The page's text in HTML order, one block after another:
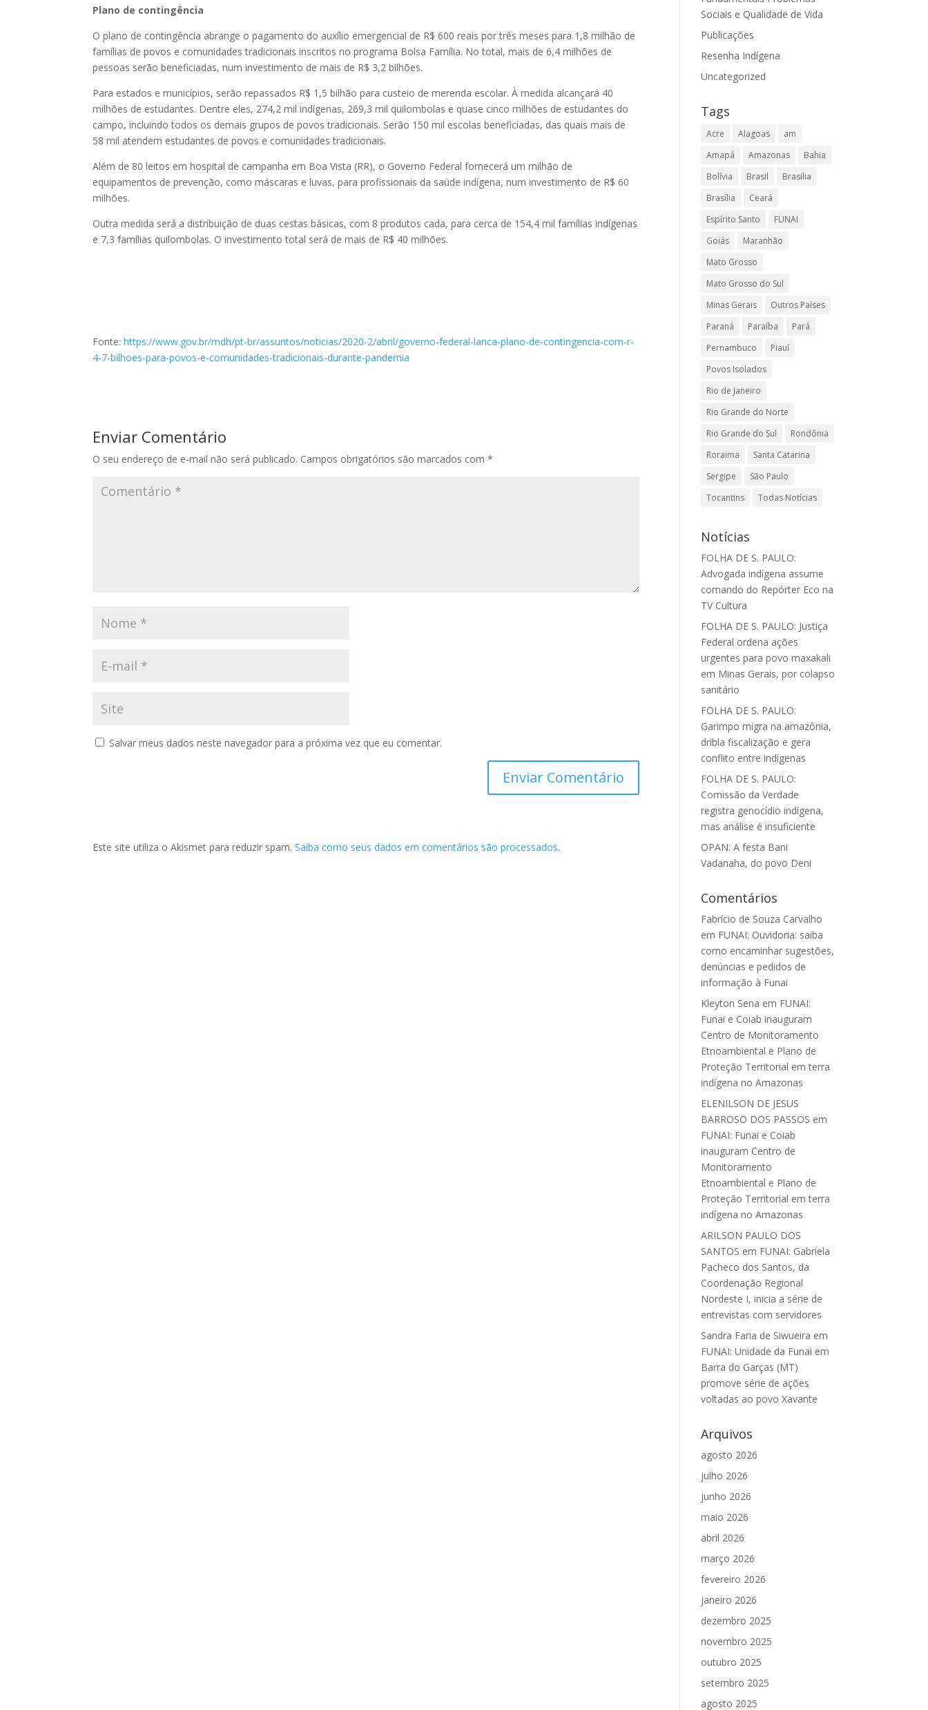
Plano de contingência
O plano de contingência abrange o pagamento do auxílio emergencial de R$ 600 reais por três meses para 1,8 milhão de
famílias de povos e comunidades tradicionais inscritos no programa Bolsa Família. No total, mais de 6,4 milhões de
pessoas serão beneficiadas, num investimento de mais de R$ 3,2 bilhões.
Para estados e municípios, serão repassados R$ 1,5 bilhão para custeio de merenda escolar. À medida alcançará 40
milhões de estudantes. Dentre eles, 274,2 mil indígenas, 269,3 mil quilombolas e quase cinco milhões de estudantes do
campo, incluindo todos os demais grupos de povos tradicionais. Serão 150 mil escolas beneficiadas, das quais mais de
58 mil atendem estudantes de povos e comunidades tradicionais.
Além de 80 leitos em hospital de campanha em Boa Vista (RR), o Governo Federal fornecerá um milhão de
equipamentos de prevenção, como máscaras e luvas, para profissionais da saúde indígena, num investimento de R$ 60
milhões.
Outra medida será a distribuição de duas cestas básicas, com 8 produtos cada, para cerca de 154,4 mil famílias indígenas
e 7,3 famílias quilombolas. O investimento total será de mais de R$ 40 milhões.
Fonte:https://www.gov.br/mdh/pt-br/assuntos/noticias/2020-2/abril/governo-federal-lanca-plano-de-contingencia-com-r-
4-7-bilhoes-para-povos-e-comunidades-tradicionais-durante-pandemia
Enviar Comentário
O seu endereço de e-mail não será publicado. Campos obrigatórios são marcados com*
Salvar meus dados neste navegador para a próxima vez que eu comentar.
Este site utiliza o Akismet para reduzir spam.Saiba como seus dados em comentários são processados.
Sociais e Qualidade de Vida
Publicações
Resenha Indígena
Uncategorized
Tags
Acre Alagoas
am
Amapá
Amazonas
Bahia
Bolívia
Brasil
Brasilia
Brasília
Ceará
Espírito Santo
FUNAI
Goiás
Maranhão
Mato Grosso
Mato Grosso do Sul
Minas Gerais
Outros Países
Paraná
Paraíba
Pará
Pernambuco
Piauí
Povos Isolados
Rio de Janeiro
Rio Grande do Norte
Rio Grande do Sul
Rondônia
Roraima
Santa Catarina
Sergipe
São Paulo
Tocantins
Todas Notícias
Notícias
FOLHA DE S. PAULO:
Advogada indígena assume
comando do Repórter Eco na
TV Cultura
FOLHA DE S. PAULO: Justiça
Federal ordena ações
urgentes para povo maxakali
em Minas Gerais, por colapso
sanitário
FOLHA DE S. PAULO:
Garimpo migra na amazônia,
dribla fiscalização e gera
conflito entre indígenas
FOLHA DE S. PAULO:
Comissão da Verdade
registra genocídio indígena,
mas análise é insuficiente
OPAN: A festa Bani
Vadanaha, do povo Deni
Comentários
Fabrício de Souza Carvalho
em FUNAI: Ouvidoria: saiba
como encaminhar sugestões,
denúncias e pedidos de
informação à Funai
Kleyton Sena em FUNAI:
Funai e Coiab inauguram
Centro de Monitoramento
Etnoambiental e Plano de
Proteção Territorial em terra
indígena no Amazonas
ELENILSON DE JESUS
BARROSO DOS PASSOS em
FUNAI: Funai e Coiab
inauguram Centro de
Monitoramento
Etnoambiental e Plano de
Proteção Territorial em terra
indígena no Amazonas
ARILSON PAULO DOS
SANTOS em FUNAI: Gabriela
Pacheco dos Santos, da
Coordenação Regional
Nordeste I, inicia a série de
entrevistas com servidores
Sandra Faria de Siwueira em
FUNAI: Unidade da Funai em
Barra do Garças (MT)
promove série de ações
voltadas ao povo Xavante
Arquivos
agosto 2026
julho 2026
junho 2026
maio 2026
abril 2026
março 2026
fevereiro 2026
janeiro 2026
dezembro 2025
novembro 2025
outubro 2025
setembro 2025
agosto 2025